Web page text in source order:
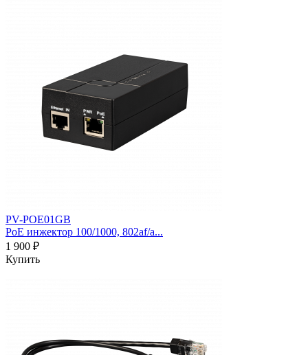
PV-POE01GB
PoE инжектор 100/1000, 802af/a...
1 900 ₽
Купить